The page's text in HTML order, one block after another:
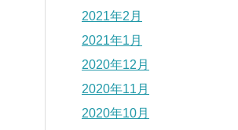
2021年2月
2021年1月
2020年12月
2020年11月
2020年10月